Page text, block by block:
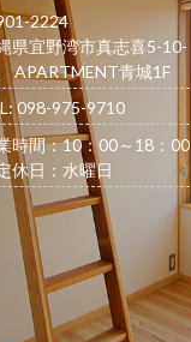
2224
県宜野湾市真志喜5-10-
APARTMENT青城1F
098-975-9710
時間：10：00～18：00
休日：水曜日